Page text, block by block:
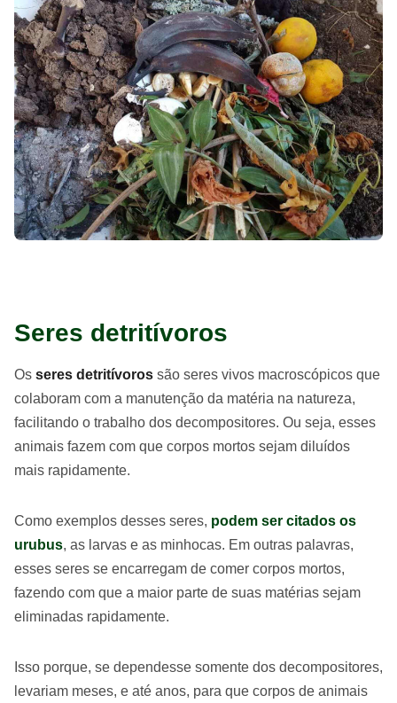
Seres detritívoros
Os seres detritívoros são seres vivos macroscópicos que
colaboram com a manutenção da matéria na natureza,
facilitando o trabalho dos decompositores. Ou seja, esses
animais fazem com que corpos mortos sejam diluídos
mais rapidamente.
Como exemplos desses seres, podem ser citados os
urubus, as larvas e as minhocas. Em outras palavras,
esses seres se encarregam de comer corpos mortos,
fazendo com que a maior parte de suas matérias sejam
eliminadas rapidamente.
Isso porque, se dependesse somente dos decompositores,
levariam meses, e até anos, para que corpos de animais